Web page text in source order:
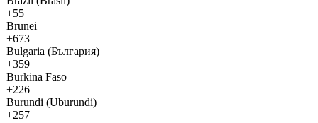
+55
Brunei
+673
Bulgaria (България)
+359
Burkina Faso
+226
Burundi (Uburundi)
+257